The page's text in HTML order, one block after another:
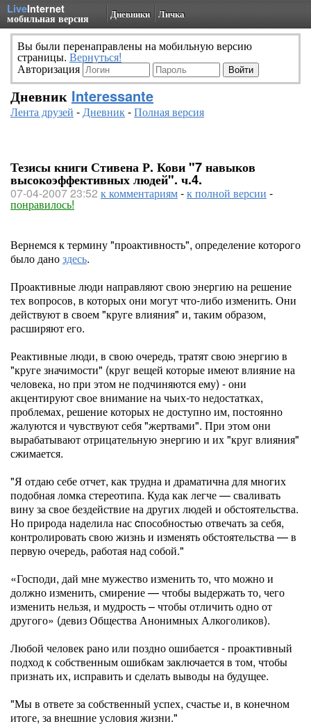
LiveInternet
мобильная версия Дневники Личка
Вы были перенаправлены на мобильную версию
страницы. Вернуться!
Авторизация
Дневник Interessante
Лента друзей -Дневник-Полная версия
Тезисы книги Стивена Р. Кови "7 навыков
высокоэффективных людей". ч.4.
07-04-2007 23:52 к комментариям-к полной версии -
понравилось!
Вернемся к термину "проактивность", определение которого
было даноздесь.
Проактивные люди направляют свою энергию на решение
тех вопросов, в которых они могут что-либо изменить. Они
действуют в своем "круге влияния" и, таким образом,
расширяют его.
Реактивные люди, в свою очередь, тратят свою энергию в
"круге значимости" (круг вещей которые имеют влияние на
человека, но при этом не подчиняются ему) - они
акцентируют свое внимание на чьих-то недостатках,
проблемах, решение которых не доступно им, постоянно
жалуются и чувствуют себя "жертвами". При этом они
вырабатывают отрицательную энергию и их "круг влияния"
сжимается.
"Я отдаю себе отчет, как трудна и драматична для многих
подобная ломка стереотипа. Куда как легче — сваливать
вину за свое бездействие на других людей и обстоятельства.
Но природа наделила нас cпособностью отвечать за себя,
контролировать свою жизнь и изменять обстоятельства — в
первую очередь, работая над собой."
«Господи, дай мне мужество изменить то, что можно и
должно изменить, смирение — чтобы выдержать то, чего
изменить нельзя, и мудрость – чтобы отличить одно от
другого» (девиз Общества Анонимных Алкоголиков).
Любой человек рано или поздно ошибается - проактивный
подход к собственным ошибкам заключается в том, чтобы
признать их, исправить и сделать выводы на будущее.
"Мы в ответе за собственный успех, счастье и, в конечном
итоге, за внешние условия жизни."